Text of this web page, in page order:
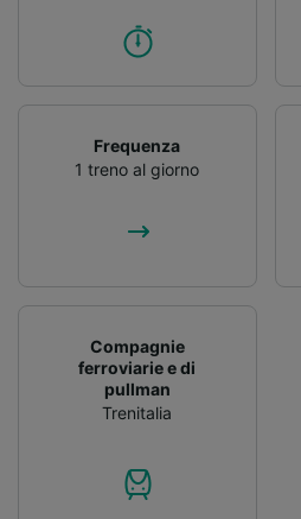
Frequenza
1 treno al giorno
Compagnie
ferroviarie e di
pullman
Trenitalia